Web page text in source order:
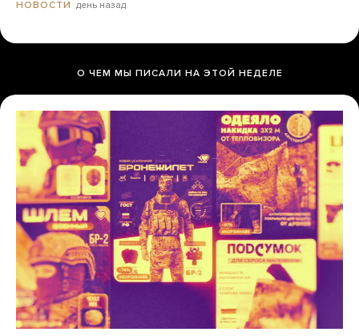
НОВОСТИ день назад
О ЧЕМ МЫ ПИСАЛИ НА ЭТОЙ НЕДЕЛЕ